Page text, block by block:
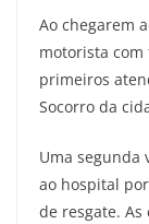
Ao chegarem
motorista com
primeiros
Socorro da
Uma segunda
ao hospital
de resgate.